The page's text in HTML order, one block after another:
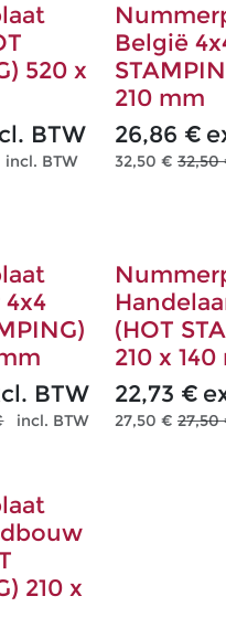
520 x
BTW
incl. BTW
België
210 mm
26,86 €
32,50 € 32,50
4x4
BTW
incl. BTW
(HOT
210 x
22,73 €
27,50 € 27,50
210 x